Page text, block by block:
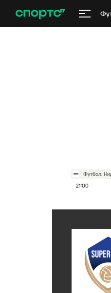
футбол.
21:00